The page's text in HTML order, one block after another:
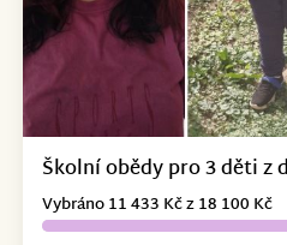
Školní obědy pro 3 děti z
Vybráno 11 433 Kč z 18 100 Kč